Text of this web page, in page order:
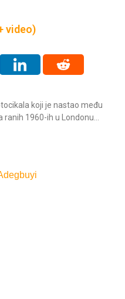
video)
koji je nastao među
1960-ih u Londonu…